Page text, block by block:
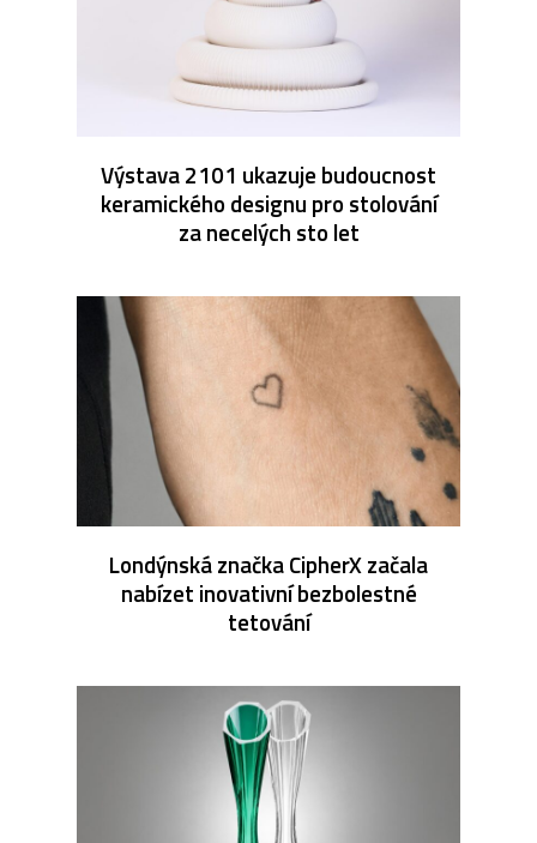
Výstava 2101 ukazuje budoucnost
keramického designu pro stolování
za necelých sto let
Londýnská značka CipherX začala
nabízet inovativní bezbolestné
tetování